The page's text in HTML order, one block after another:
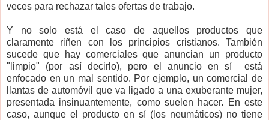
veces para rechazar tales ofertas de trabajo.
Y no solo está el caso de aquellos productos que
claramente riñen con los principios cristianos. También
sucede que hay comerciales que anuncian un producto
"limpio" (por así decirlo), pero el anuncio en sí está
enfocado en un mal sentido. Por ejemplo, un comercial de
llantas de automóvil que va ligado a una exuberante mujer,
presentada insinuantemente, como suelen hacer. En este
caso, aunque el producto en sí (los neumáticos) no tiene